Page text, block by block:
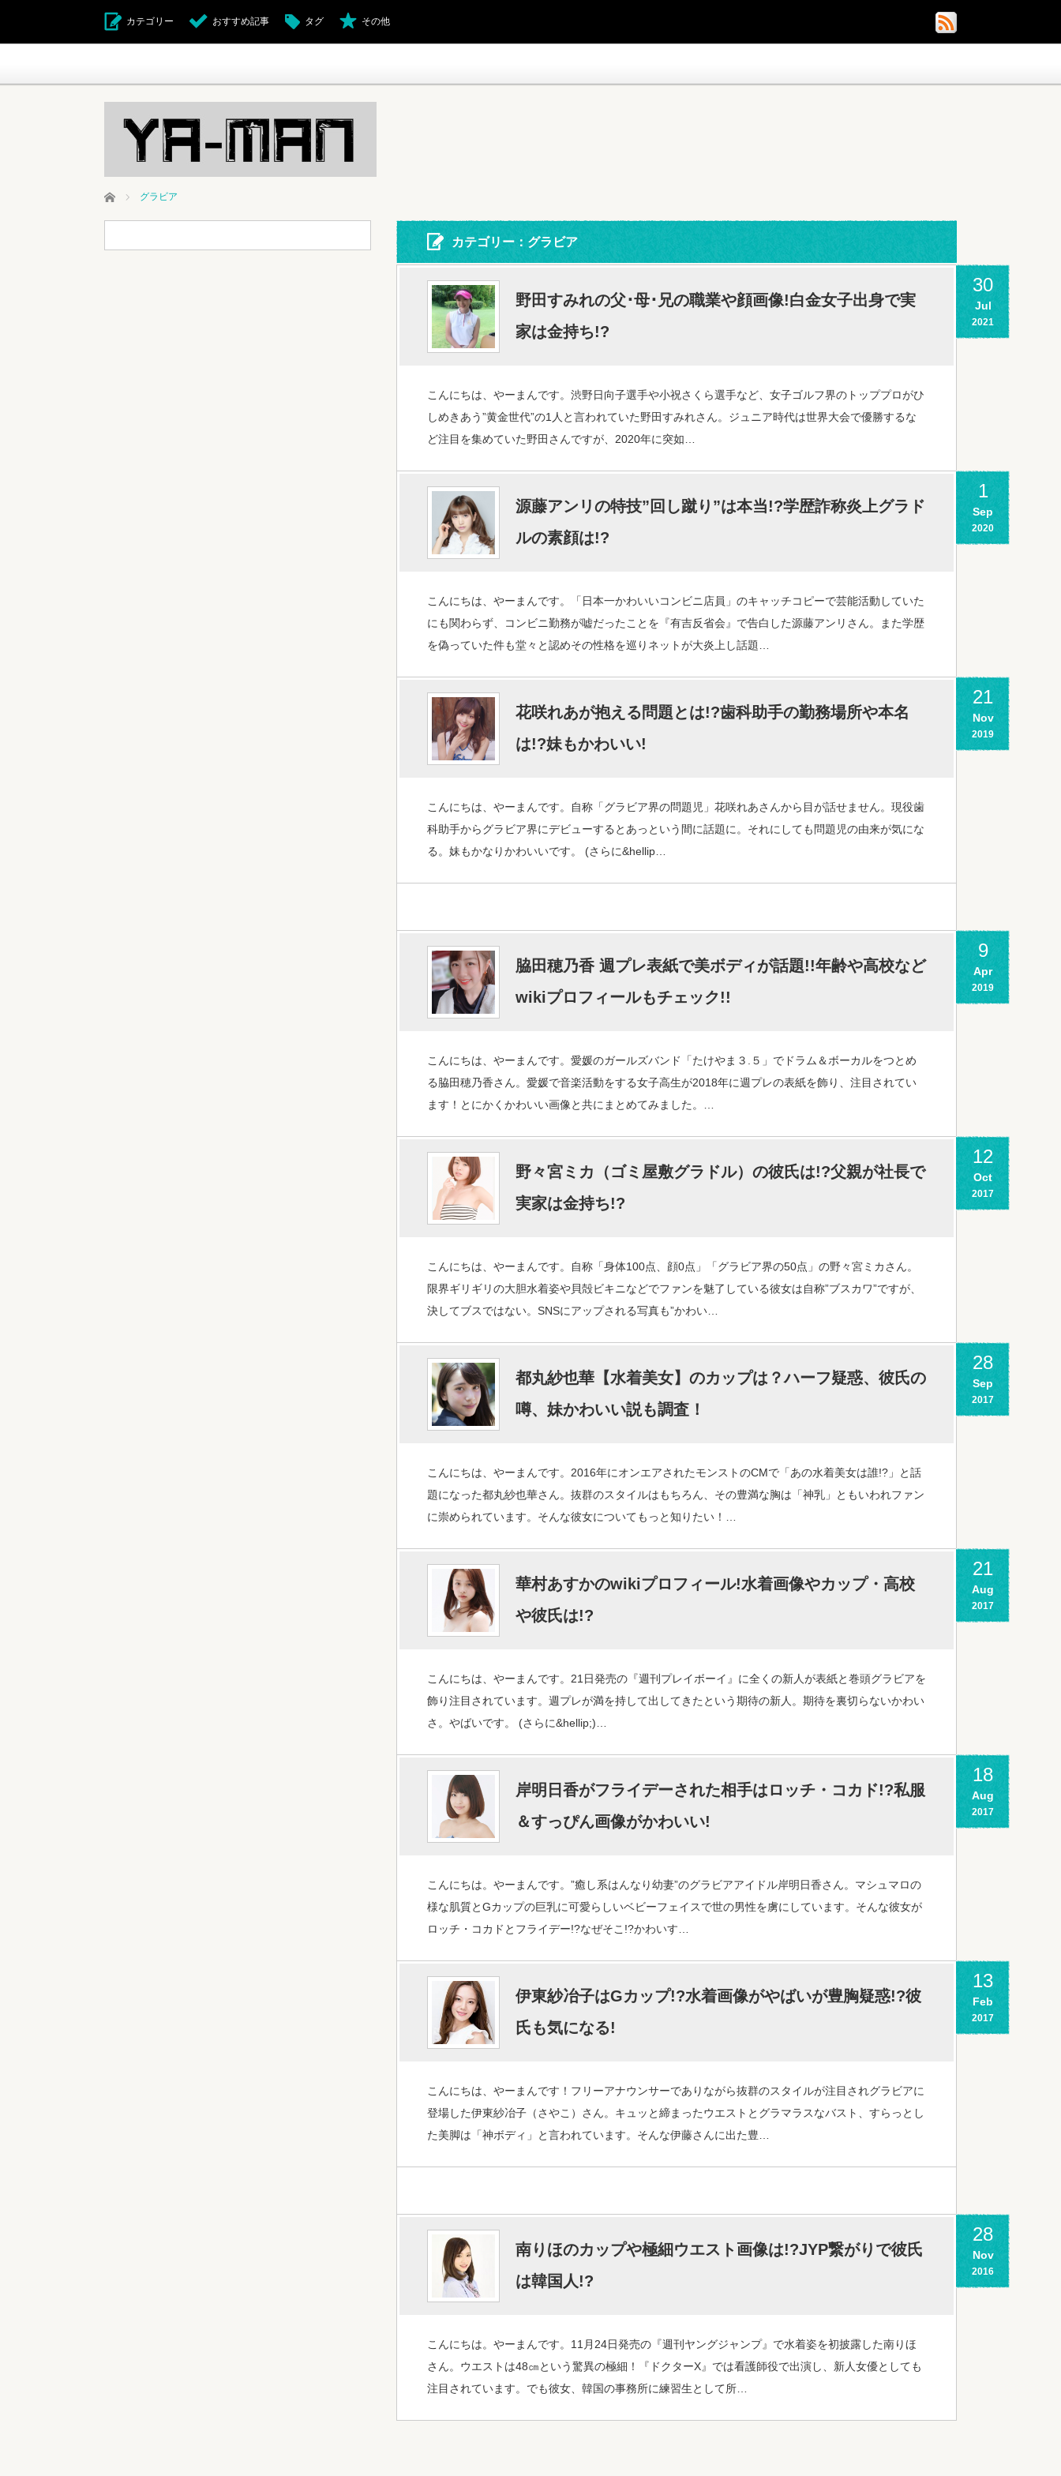
カテゴリー おすすめ記事 タグ その他
ホーム グラビア
カテゴリー：グラビア
30
Jul
2021
野田すみれの父･母･兄の職業や顔画像!白金女子出身で実
家は金持ち!?
こんにちは、やーまんです。渋野日向子選手や小祝さくら選手など、女子ゴルフ界のトッププロがひ
しめきあう”黄金世代”の1人と言われていた野田すみれさん。ジュニア時代は世界大会で優勝するな
ど注目を集めていた野田さんですが、2020年に突如…
1
Sep
2020
源藤アンリの特技”回し蹴り”は本当!?学歴詐称炎上グラド
ルの素顔は!?
こんにちは、やーまんです。「日本一かわいいコンビニ店員」のキャッチコピーで芸能活動していた
にも関わらず、コンビニ勤務が嘘だったことを『有吉反省会』で告白した源藤アンリさん。また学歴
を偽っていた件も堂々と認めその性格を巡りネットが大炎上し話題…
21
Nov
2019
花咲れあが抱える問題とは!?歯科助手の勤務場所や本名
は!?妹もかわいい!
こんにちは、やーまんです。自称「グラビア界の問題児」花咲れあさんから目が話せません。現役歯
科助手からグラビア界にデビューするとあっという間に話題に。それにしても問題児の由来が気にな
る。妹もかなりかわいいです。 (さらに&hellip…
9
Apr
2019
脇田穂乃香 週プレ表紙で美ボディが話題!!年齢や高校など
wikiプロフィールもチェック!!
こんにちは、やーまんです。愛媛のガールズバンド「たけやま３.５」でドラム＆ボーカルをつとめ
る脇田穂乃香さん。愛媛で音楽活動をする女子高生が2018年に週プレの表紙を飾り、注目されてい
ます！とにかくかわいい画像と共にまとめてみました。…
12
Oct
2017
野々宮ミカ（ゴミ屋敷グラドル）の彼氏は!?父親が社長で
実家は金持ち!?
こんにちは、やーまんです。自称「身体100点、顔0点」「グラビア界の50点」の野々宮ミカさん。
限界ギリギリの大胆水着姿や貝殻ビキニなどでファンを魅了している彼女は自称”ブスカワ”ですが、
決してブスではない。SNSにアップされる写真も”かわい…
28
Sep
2017
都丸紗也華【水着美女】のカップは？ハーフ疑惑、彼氏の
噂、妹かわいい説も調査！
こんにちは、やーまんです。2016年にオンエアされたモンストのCMで「あの水着美女は誰!?」と話
題になった都丸紗也華さん。抜群のスタイルはもちろん、その豊満な胸は「神乳」ともいわれファン
に崇められています。そんな彼女についてもっと知りたい！…
21
Aug
2017
華村あすかのwikiプロフィール!水着画像やカップ・高校
や彼氏は!?
こんにちは、やーまんです。21日発売の『週刊プレイボーイ』に全くの新人が表紙と巻頭グラビアを
飾り注目されています。週プレが満を持して出してきたという期待の新人。期待を裏切らないかわい
さ。やばいです。 (さらに&hellip;)…
18
Aug
2017
岸明日香がフライデーされた相手はロッチ・コカド!?私服
＆すっぴん画像がかわいい!
こんにちは。やーまんです。”癒し系はんなり幼妻”のグラビアアイドル岸明日香さん。マシュマロの
様な肌質とGカップの巨乳に可愛らしいベビーフェイスで世の男性を虜にしています。そんな彼女が
ロッチ・コカドとフライデー!?なぜそこ!?かわいす…
13
Feb
2017
伊東紗冶子はGカップ!?水着画像がやばいが豊胸疑惑!?彼
氏も気になる!
こんにちは、やーまんです！フリーアナウンサーでありながら抜群のスタイルが注目されグラビアに
登場した伊東紗冶子（さやこ）さん。キュッと締まったウエストとグラマラスなバスト、すらっとし
た美脚は「神ボディ」と言われています。そんな伊藤さんに出た豊…
28
Nov
2016
南りほのカップや極細ウエスト画像は!?JYP繋がりで彼氏
は韓国人!?
こんにちは。やーまんです。11月24日発売の『週刊ヤングジャンプ』で水着姿を初披露した南りほ
さん。ウエストは48㎝という驚異の極細！『ドクターX』では看護師役で出演し、新人女優としても
注目されています。でも彼女、韓国の事務所に練習生として所…